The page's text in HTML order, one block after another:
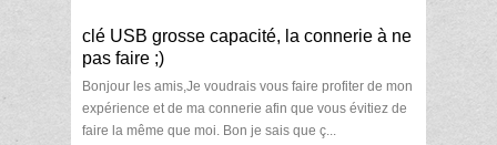
clé USB grosse capacité, la connerie à ne
pas faire ;)
Bonjour les amis,Je voudrais vous faire profiter de mon
expérience et de ma connerie afin que vous évitiez de
faire la même que moi. Bon je sais que ç...